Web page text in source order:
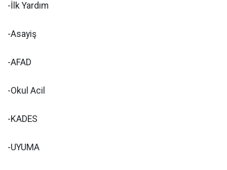
-İlk Yardım
-Asayiş
-AFAD
-Okul Acil
-KADES
-UYUMA